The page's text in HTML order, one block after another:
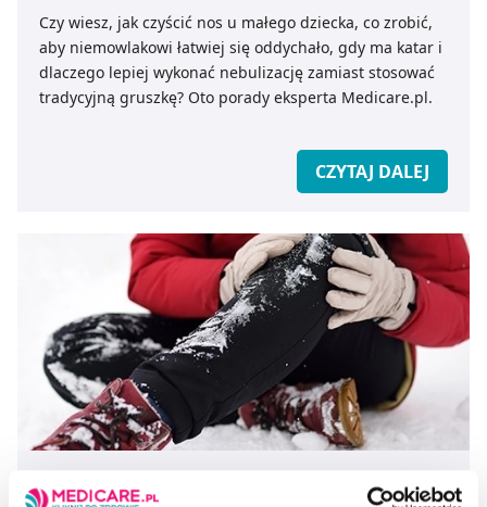
Czy wiesz, jak czyścić nos u małego dziecka, co zrobić,
aby niemowlakowi łatwiej się oddychało, gdy ma katar i
dlaczego lepiej wykonać nebulizację zamiast stosować
tradycyjną gruszkę? Oto porady eksperta Medicare.pl.
CZYTAJ DALEJ
Zimowe kontuzje: jak im zaradzić